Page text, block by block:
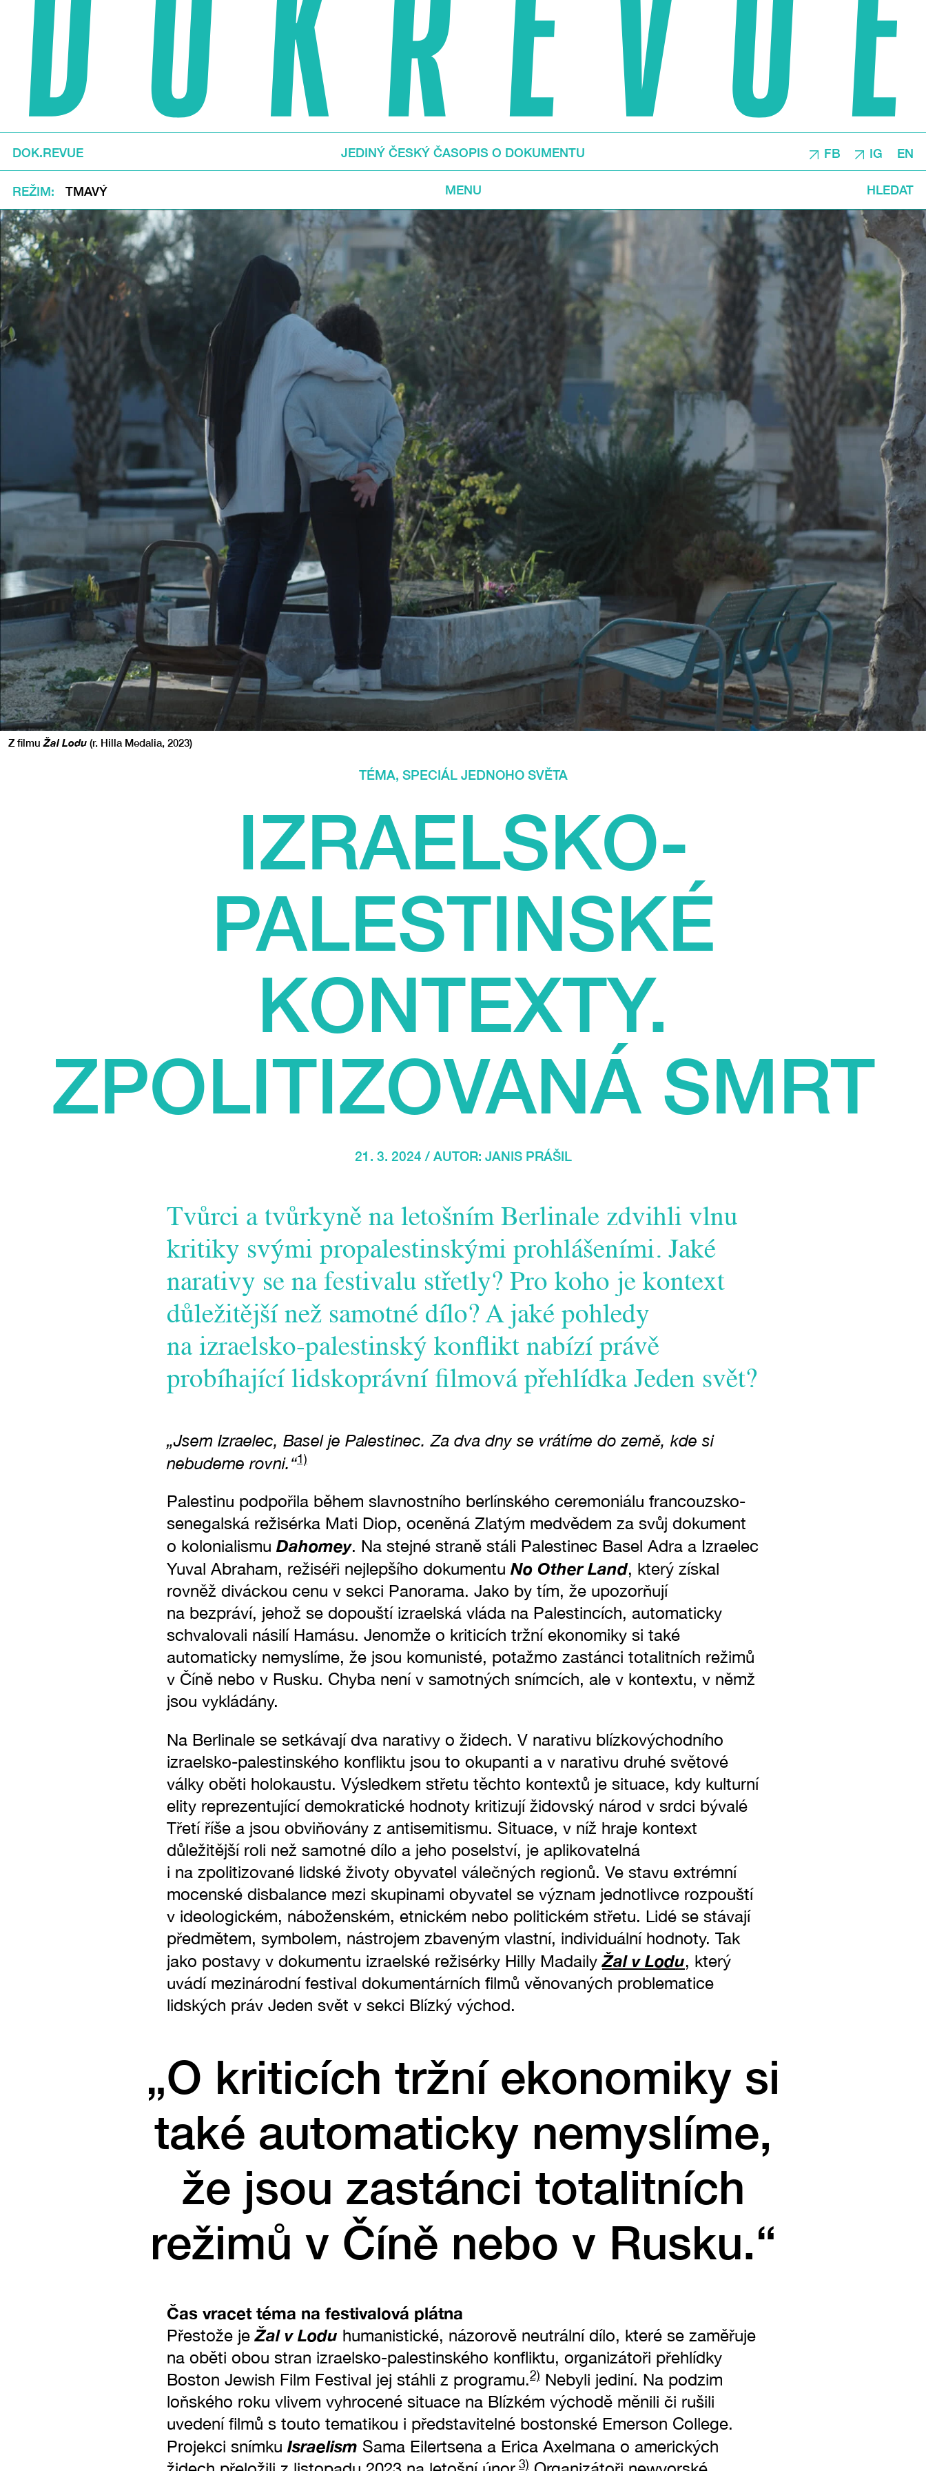
DOK.REVUE JEDINÝ ČESKÝ ČASOPIS O DOKUMENTU FB IG EN
REŽIM TMAVÝ MENU HLEDAT
Z filmuŽal Lodu (r. Hilla Medalia, 2023)
TÉMA, SPECIÁL JEDNOHO SVĚTA
IZRAELSKO-
PALESTINSKÉ
KONTEXTY.
ZPOLITIZOVANÁ SMRT
21. 3. 2024 / AUTOR: JANIS PRÁŠIL
Tvůrci a tvůrkyně na letošním Berlinale zdvihli vlnu
kritiky svými propalestinskými prohlášeními. Jaké
narativy se na festivalu střetly? Pro koho je kontext
důležitější než samotné dílo? A jaké pohledy
na izraelsko-palestinský konflikt nabízí právě
probíhající lidskoprávní filmová přehlídka Jeden svět?
„Jsem Izraelec, Basel je Palestinec. Za dva dny se vrátíme do země, kde si
nebudeme rovni.“1)
Palestinu podpořila během slavnostního berlínského ceremoniálu francouzsko-
senegalská režisérka Mati Diop, oceněná Zlatým medvědem za svůj dokument
o kolonialismu Dahomey. Na stejné straně stáli Palestinec Basel Adra a Izraelec
Yuval Abraham, režiséři nejlepšího dokumentu No Other Land, který získal
rovněž diváckou cenu v sekci Panorama. Jako by tím, že upozorňují
na bezpráví, jehož se dopouští izraelská vláda na Palestincích, automaticky
schvalovali násilí Hamásu. Jenomže o kriticích tržní ekonomiky si také
automaticky nemyslíme, že jsou komunisté, potažmo zastánci totalitních režimů
v Číně nebo v Rusku. Chyba není v samotných snímcích, ale v kontextu, v němž
jsou vykládány.
Na Berlinale se setkávají dva narativy o židech. V narativu blízkovýchodního
izraelsko-palestinského konfliktu jsou to okupanti a v narativu druhé světové
války oběti holokaustu. Výsledkem střetu těchto kontextů je situace, kdy kulturní
elity reprezentující demokratické hodnoty kritizují židovský národ v srdci bývalé
Třetí říše a jsou obviňovány z antisemitismu. Situace, v níž hraje kontext
důležitější roli než samotné dílo a jeho poselství, je aplikovatelná
i na zpolitizované lidské životy obyvatel válečných regionů. Ve stavu extrémní
mocenské disbalance mezi skupinami obyvatel se význam jednotlivce rozpouští
v ideologickém, náboženském, etnickém nebo politickém střetu. Lidé se stávají
předmětem, symbolem, nástrojem zbaveným vlastní, individuální hodnoty. Tak
jako postavy v dokumentu izraelské režisérky Hilly MadailyŽal v Lodu, který
uvádí mezinárodní festival dokumentárních filmů věnovaných problematice
lidských práv Jeden svět v sekci Blízký východ.
„O kriticích tržní ekonomiky si
také automaticky nemyslíme,
že jsou zastánci totalitních
režimů v Číně nebo v Rusku.“
Čas vracet téma na festivalová plátna
Přestože jeŽal v Lodu humanistické, názorově neutrální dílo, které se zaměřuje
na oběti obou stran izraelsko-palestinského konfliktu, organizátoři přehlídky
Boston Jewish Film Festival jej stáhli z programu.2)Nebyli jediní. Na podzim
loňského roku vlivem vyhrocené situace na Blízkém východě měnili či rušili
uvedení filmů s touto tematikou i představitelné bostonské Emerson College.
Projekci snímku Israelism Sama Eilertsena a Erica Axelmana o amerických
3)